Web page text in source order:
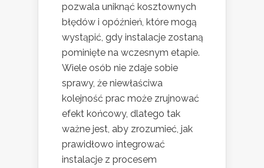
pozwala uniknąć kosztownych
błędów i opóźnień, które mogą
wystąpić, gdy instalacje zostaną
pominięte na wczesnym etapie.
Wiele osób nie zdaje sobie
sprawy, że niewłaściwa
kolejność prac może zrujnować
efekt końcowy, dlatego tak
ważne jest, aby zrozumieć, jak
prawidłowo integrować
instalacje z procesem